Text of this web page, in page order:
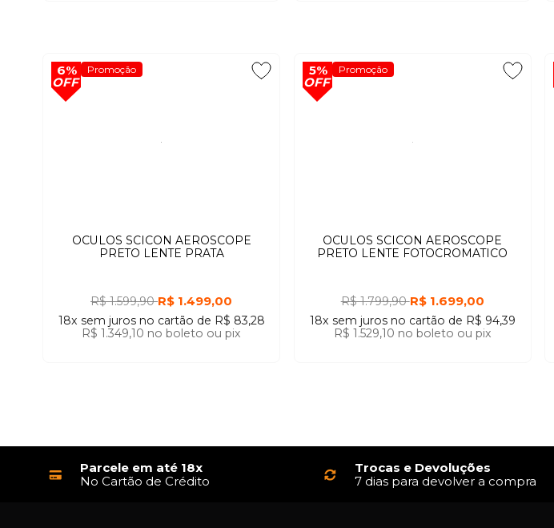
6%
OFF
Promoção
OCULOS SCICON AEROSCOPE
PRETO LENTE PRATA
R$ 1.599,90R$ 1.499,00
18x sem juros no cartão de R$ 83,28
R$ 1.349,10 no boleto ou pix
5%
OFF
Promoção
OCULOS SCICON AEROSCOPE
PRETO LENTE FOTOCROMATICO
R$ 1.799,90R$ 1.699,00
18x sem juros no cartão de R$ 94,39
R$ 1.529,10 no boleto ou pix
Parcele em até 18x
No Cartão de Crédito
Trocas e Devoluções
7 dias para devolver a compra